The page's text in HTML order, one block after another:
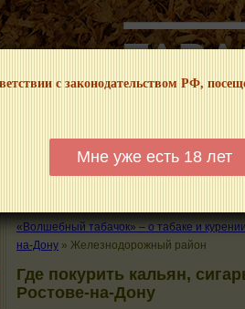
с законодательством РФ,
Мне уже есть 18 лет
– ИНФОРМАЦИОННЫЙ! МЫ НЕ
КАЛЬЯНЫ ТРУБКИ ГДЕ
«Волшебный табачок» – о табаке и курении
на-Дону » Железнодорожный район
Где покурить кальян,
Ростове-на-Дону